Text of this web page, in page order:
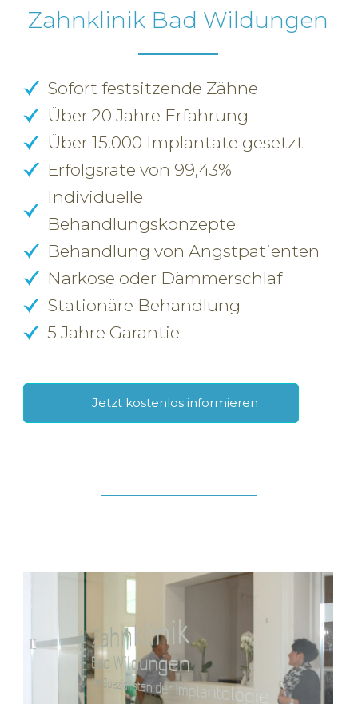
Zahnklinik Bad Wildungen
Sofort festsitzende Zähne
Über 20 Jahre Erfahrung
Über 15.000 Implantate gesetzt
Erfolgsrate von 99,43%
Individuelle
Behandlungskonzepte
Behandlung von Angstpatienten
Narkose oder Dämmerschlaf
Stationäre Behandlung
5 Jahre Garantie
Jetzt kostenlos informieren